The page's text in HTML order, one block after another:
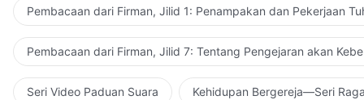
Pembacaan dari Firman, Jilid 1: Penampakan dan Pekerjaan
Pembacaan dari Firman, Jilid 7: Tentang Pengejaran akan
Seri Video Paduan Suara Kehidupan Bergereja—Seri